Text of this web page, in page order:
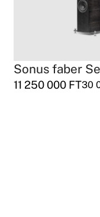
Sonus faber
11 250 000 FT30